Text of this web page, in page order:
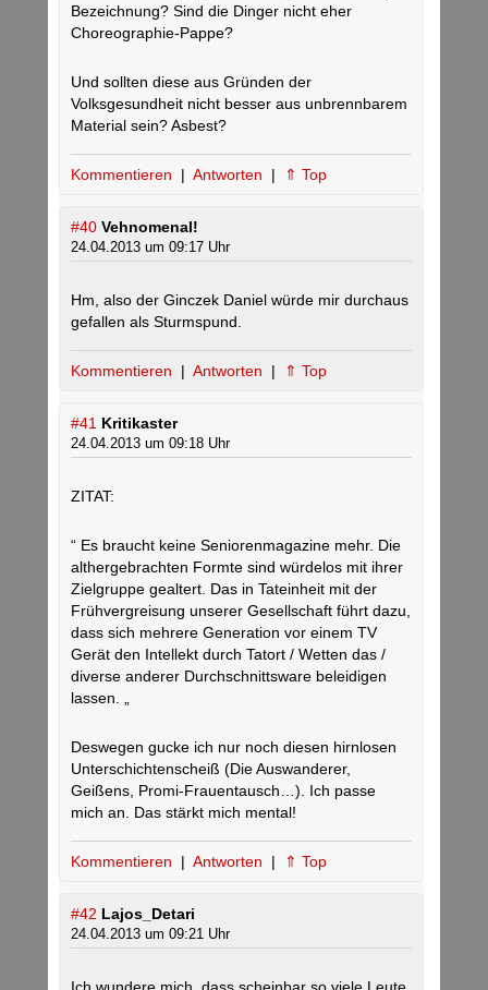
Bezeichnung? Sind die Dinger nicht eher
Choreographie-Pappe?
Und sollten diese aus Gründen der
Volksgesundheit nicht besser aus unbrennbarem
Material sein? Asbest?
Kommentieren | Antworten | ⇑ Top
#40 Vehnomenal!
24.04.2013 um 09:17 Uhr
Hm, also der Ginczek Daniel würde mir durchaus
gefallen als Sturmspund.
Kommentieren | Antworten | ⇑ Top
#41 Kritikaster
24.04.2013 um 09:18 Uhr
ZITAT:
“ Es braucht keine Seniorenmagazine mehr. Die
althergebrachten Formte sind würdelos mit ihrer
Zielgruppe gealtert. Das in Tateinheit mit der
Frühvergreisung unserer Gesellschaft führt dazu,
dass sich mehrere Generation vor einem TV
Gerät den Intellekt durch Tatort / Wetten das /
diverse anderer Durchschnittsware beleidigen
lassen. „
Deswegen gucke ich nur noch diesen hirnlosen
Unterschichtenscheiß (Die Auswanderer,
Geißens, Promi-Frauentausch…). Ich passe
mich an. Das stärkt mich mental!
Kommentieren | Antworten | ⇑ Top
#42 Lajos_Detari
24.04.2013 um 09:21 Uhr